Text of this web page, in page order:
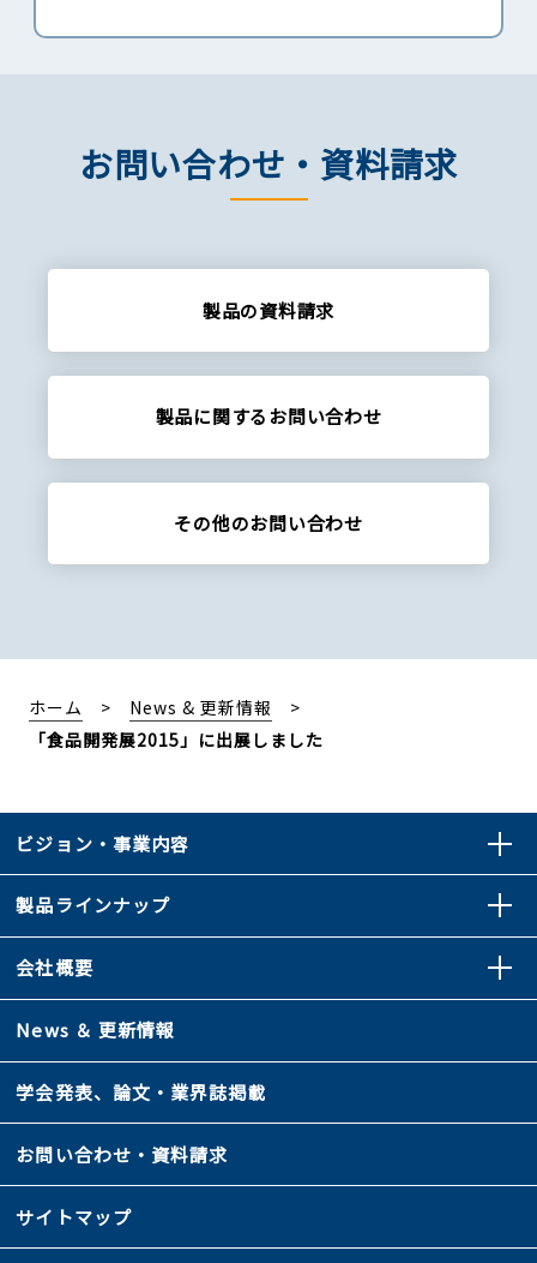
お問い合わせ・資料請求
製品の資料請求
製品に関するお問い合わせ
その他のお問い合わせ
ホーム
News & 更新情報
「食品開発展2015」に出展しました
ビジョン・事業内容
製品ラインナップ
会社概要
News ＆ 更新情報
学会発表、論文・業界誌掲載
お問い合わせ・資料請求
サイトマップ